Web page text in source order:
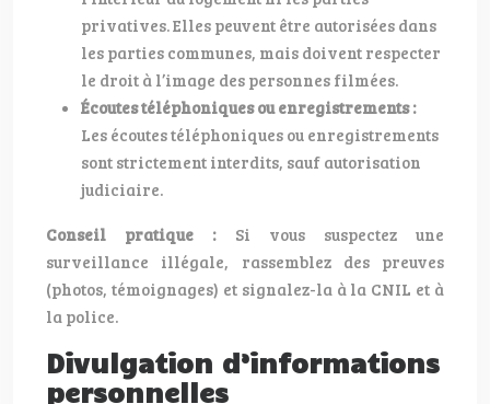
privatives. Elles peuvent être autorisées dans
les parties communes, mais doivent respecter
le droit à l’image des personnes filmées.
Écoutes téléphoniques ou enregistrements :
Les écoutes téléphoniques ou enregistrements
sont strictement interdits, sauf autorisation
judiciaire.
Conseil pratique : Si vous suspectez une
surveillance illégale, rassemblez des preuves
(photos, témoignages) et signalez-la à la CNIL et à
la police.
Divulgation d’informations
personnelles